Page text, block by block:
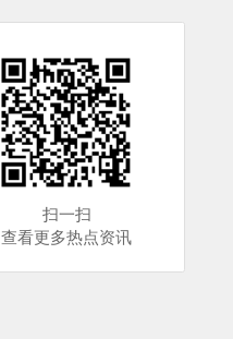
扫一扫
查看更多热点资讯